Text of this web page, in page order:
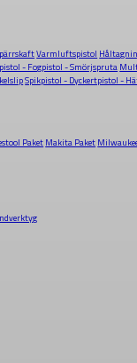
Varmluftspistol
- Fogpistol - Smörjspruta
Spikpistol - Dyckertpistol -
PaketMakita Paket